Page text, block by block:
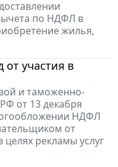
по НДФЛ в
жилья,
от участия в
и таможенно-
от 13 декабря
НДФЛ
от
рекламы услуг